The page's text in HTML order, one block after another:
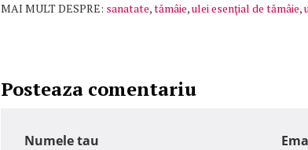
MAI MULT DESPRE: sanatate,tămâie,ulei esenţial de tămâie,
Posteaza comentariu
Numele tau